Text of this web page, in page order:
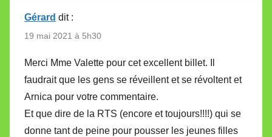
Gérard dit :
19 mai 2021 à 5h30
Merci Mme Valette pour cet excellent billet. Il
faudrait que les gens se réveillent et se révoltent et
Arnica pour votre commentaire.
Et que dire de la RTS (encore et toujours!!!!) qui se
donne tant de peine pour pousser les jeunes filles